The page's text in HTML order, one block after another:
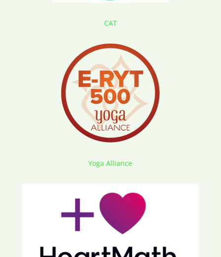
CAT
Yoga Alliance